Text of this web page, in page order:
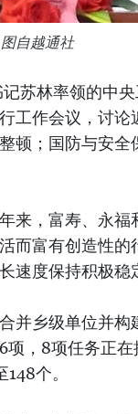
自越通社
苏林率领的中
工作会议，讨论
顿；国防与安全
来，富寿、永福
而富有创造性的
速度保持积极稳
并乡级单位并构
项，8项任务正
个。